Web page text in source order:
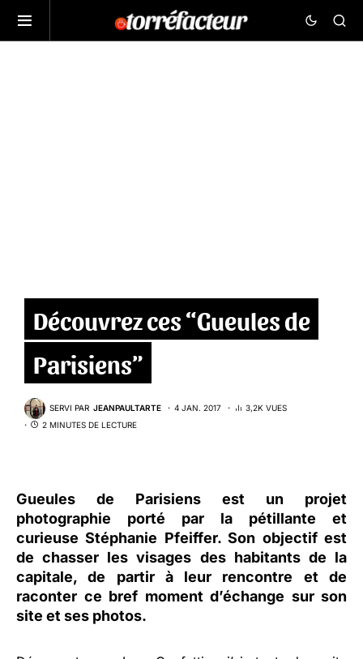
Découvrez ces “Gueules de
Parisiens”
SERVI PAR JEANPAULTARTE 4 JAN. 2017
3,2K VUES
2 MINUTES DE LECTURE
Gueules de Parisiens est un projet
photographie porté par la pétillante et
curieuse Stéphanie Pfeiffer. Son objectif est
de chasser les visages des habitants de la
capitale, de partir à leur rencontre et de
raconter ce bref moment d’échange sur son
site et ses photos.